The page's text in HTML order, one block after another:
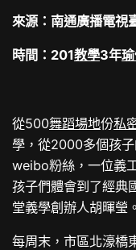
來源：南通廣播電視
時間：201教學3年
從500舞蹈場地份私
學，從2000多個孩
weibo粉絲，一位義
孩子們體會到了經典
堂義學創辦人胡暉瑩。
每周末，市區北濠橋